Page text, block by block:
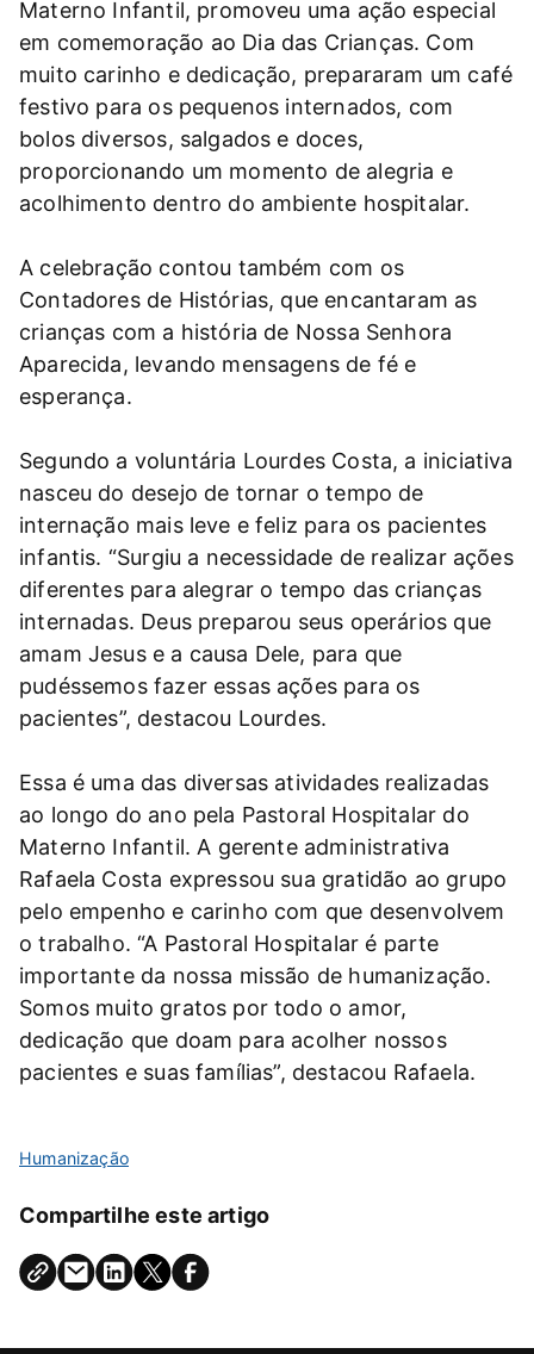
Materno Infantil, promoveu uma ação especial
em comemoração ao Dia das Crianças. Com
muito carinho e dedicação, prepararam um café
festivo para os pequenos internados, com
bolos diversos, salgados e doces,
proporcionando um momento de alegria e
acolhimento dentro do ambiente hospitalar.
A celebração contou também com os
Contadores de Histórias, que encantaram as
crianças com a história de Nossa Senhora
Aparecida, levando mensagens de fé e
esperança.
Segundo a voluntária Lourdes Costa, a iniciativa
nasceu do desejo de tornar o tempo de
internação mais leve e feliz para os pacientes
infantis. “Surgiu a necessidade de realizar ações
diferentes para alegrar o tempo das crianças
internadas. Deus preparou seus operários que
amam Jesus e a causa Dele, para que
pudéssemos fazer essas ações para os
pacientes”, destacou Lourdes.
Essa é uma das diversas atividades realizadas
ao longo do ano pela Pastoral Hospitalar do
Materno Infantil. A gerente administrativa
Rafaela Costa expressou sua gratidão ao grupo
pelo empenho e carinho com que desenvolvem
o trabalho. “A Pastoral Hospitalar é parte
importante da nossa missão de humanização.
Somos muito gratos por todo o amor,
dedicação que doam para acolher nossos
pacientes e suas famílias”, destacou Rafaela.
Humanização
Compartilhe este artigo